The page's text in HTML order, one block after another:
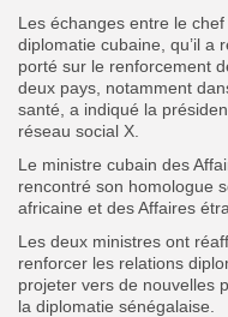
Les échanges entre le
diplomatie cubaine, qu’il a
porté sur le renforcement
deux pays, notamment
santé, a indiqué la
réseau social X.
Le ministre cubain des
rencontré son homologue
africaine et des Affaires
Les deux ministres ont
renforcer les relations
projeter vers de nouvelles
la diplomatie sénégalaise.